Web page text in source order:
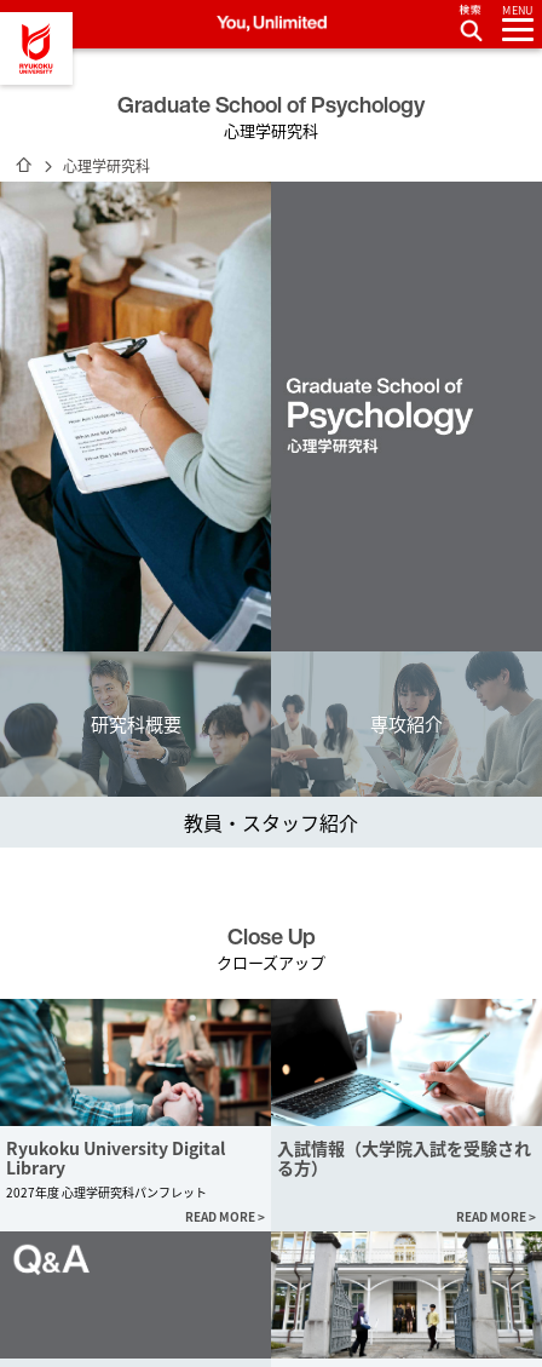
龍谷大学 You, Unlimited
MENU
Graduate School of Psychology
心理学研究科
ホーム
心理学研究科
研究科概要 専攻紹介
教員・スタッフ紹介
Close Up
クローズアップ
Ryukoku University Digital
Library
2027年度 心理学研究科パンフレット
READ MORE >
入試情報（大学院入試を受験され
る方）
READ MORE >